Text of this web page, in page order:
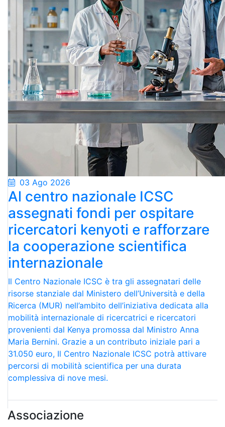
03 Ago 2026
Al centro nazionale ICSC
assegnati fondi per ospitare
ricercatori kenyoti e rafforzare
la cooperazione scientifica
internazionale
Il Centro Nazionale ICSC è tra gli assegnatari delle
risorse stanziale dal Ministero dell’Università e della
Ricerca (MUR) nell’ambito dell’iniziativa dedicata alla
mobilità internazionale di ricercatrici e ricercatori
provenienti dal Kenya promossa dal Ministro Anna
Maria Bernini. Grazie a un contributo iniziale pari a
31.050 euro, Il Centro Nazionale ICSC potrà attivare
percorsi di mobilità scientifica per una durata
complessiva di nove mesi.
Associazione